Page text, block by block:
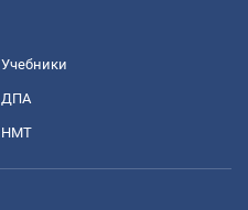
Учебники
ДПА
НМТ